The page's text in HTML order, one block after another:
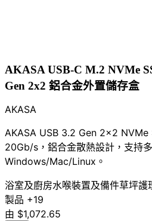
AKASA USB-C M.2 NVMe
Gen 2x2 鋁合金外置儲存盒
AKASA
AKASA USB 3.2 Gen 2x2 NVMe
20Gb/s，鋁合金散熱設計，支持
Windows/Mac/Linux。
浴室及廚房水喉裝置及備件草坪護
製品 +19
由 $1,072.65